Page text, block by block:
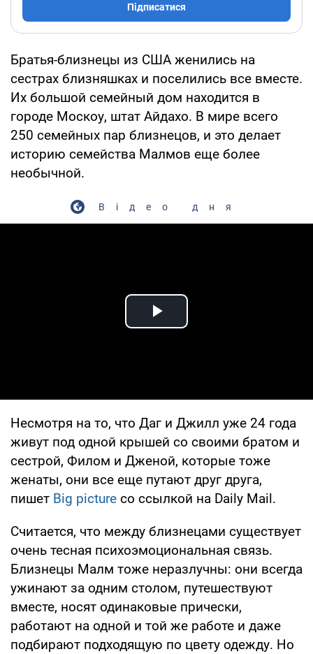
Підписатися
Братья-близнецы из США женились на
сестрах близняшках и поселились все вместе.
Их большой семейный дом находится в
городе Москоу, штат Айдахо. В мире всего
250 семейных пар близнецов, и это делает
историю семейства Малмов еще более
необычной.
Відео дня
Play Video
Несмотря на то, что Даг и Джилл уже 24 года
живут под одной крышей со своими братом и
сестрой, Филом и Дженой, которые тоже
женаты, они все еще путают друг друга,
пишет Big picture со ссылкой на Daily Mail.
Считается, что между близнецами существует
очень тесная психоэмоциональная связь.
Близнецы Малм тоже неразлучны: они всегда
ужинают за одним столом, путешествуют
вместе, носят одинаковые прически,
работают на одной и той же работе и даже
подбирают подходящую по цвету одежду. Но